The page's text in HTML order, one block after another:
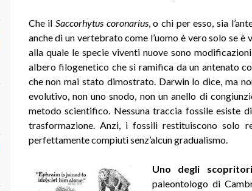
Che il Saccorhytus coronarius, o chi per esso, sia
anche di un vertebrato come l’uomo è vero solo se è
alla quale le specie viventi nuove sono
albero filogenetico che si ramifica da un antenato
che non mai stato dimostrato. Darwin lo dice, ma
evolutivo, non uno snodo, non un anello di
metodo scientifico. Nessuna traccia fossile esiste
trasformazione. Anzi, i fossili restituiscono solo
perfettamente compiuti senz’alcun gradualismo.
Uno degli scopritori
paleontologo di